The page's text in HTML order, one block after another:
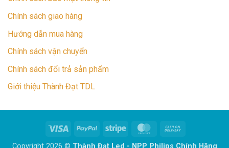
Chính sách giao hàng
Hướng dẫn mua hàng
Chính sách vận chuyển
Chính sách đổi trả sản phẩm
Giới thiệu Thành Đạt TDL
Visa PayPal Stripe MasterCard
Copyright 2026 © Thành Đạt Led - NPP Philips Chính Hãng